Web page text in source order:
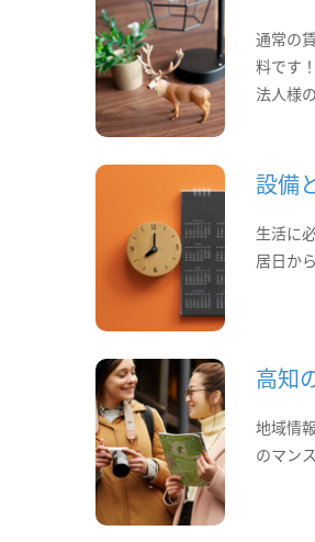
通常の
料です！
法人様
設備
生活に
居日か
高知
地域情
のマン